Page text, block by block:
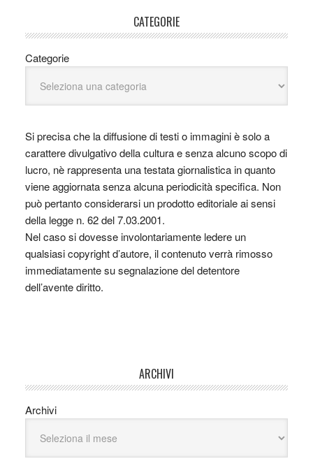
CATEGORIE
Categorie
Si precisa che la diffusione di testi o immagini è solo a
carattere divulgativo della cultura e senza alcuno scopo di
lucro, nè rappresenta una testata giornalistica in quanto
viene aggiornata senza alcuna periodicità specifica. Non
può pertanto considerarsi un prodotto editoriale ai sensi
della legge n. 62 del 7.03.2001.
Nel caso si dovesse involontariamente ledere un
qualsiasi copyright d’autore, il contenuto verrà rimosso
immediatamente su segnalazione del detentore
dell’avente diritto.
ARCHIVI
Archivi